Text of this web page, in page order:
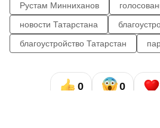
Рустам Минниханов
новости Татарстана
благоустройство Татарстан
0 0